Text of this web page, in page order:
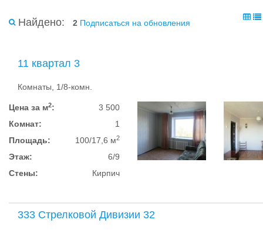
Найдено: 2 Подписаться на обновления
11 квартал 3
Комнаты, 1/8-комн.
Цена за м2:
3 500
Комнат:
1
Площадь:
100/17,6 м2
Этаж:
6/9
Стены:
Кирпич
333 Стрелковой Дивизии 32